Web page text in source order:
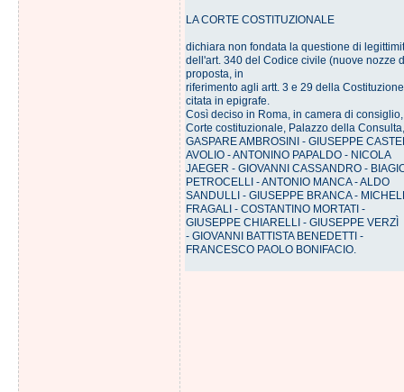
LA CORTE COSTITUZIONALE
dichiara non fondata la questione di
dell'art. 340 del Codice civile (nuove nozze
proposta, in
riferimento agli artt. 3 e 29 della
citata in epigrafe.
Così deciso in Roma, in camera di
Corte costituzionale, Palazzo della
GASPARE AMBROSINI - GIUSEPPE
AVOLIO - ANTONINO PAPALDO - NICOLA
JAEGER - GIOVANNI CASSANDRO -
PETROCELLI - ANTONIO MANCA - ALDO
SANDULLI - GIUSEPPE BRANCA -
FRAGALI - COSTANTINO MORTATI -
GIUSEPPE CHIARELLI - GIUSEPPE VERZÌ
- GIOVANNI BATTISTA BENEDETTI -
FRANCESCO PAOLO BONIFACIO.